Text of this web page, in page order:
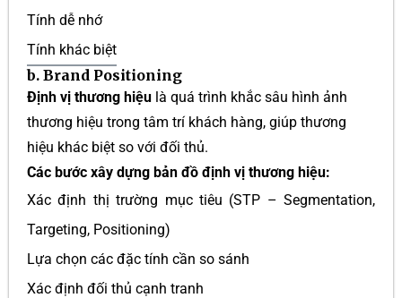
Tính dễ nhớ
Tính khác biệt
b. Brand Positioning
Định vị thương hiệu là quá trình khắc sâu hình ảnh
thương hiệu trong tâm trí khách hàng, giúp thương
hiệu khác biệt so với đối thủ.
Các bước xây dựng bản đồ định vị thương hiệu:
Xác định thị trường mục tiêu (STP – Segmentation,
Targeting, Positioning)
Lựa chọn các đặc tính cần so sánh
Xác định đối thủ cạnh tranh